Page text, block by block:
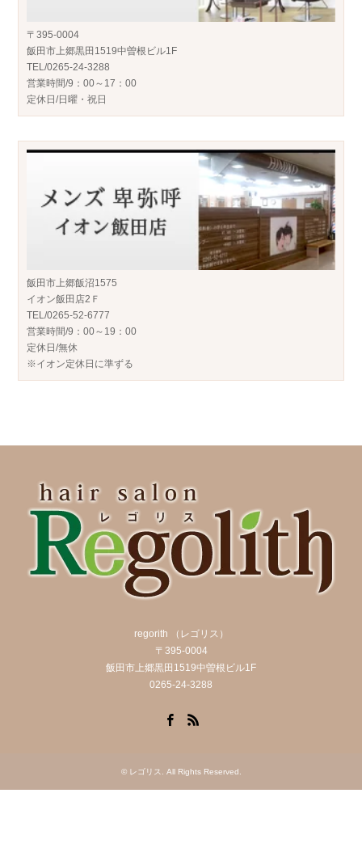
〒395-0004
飯田市上郷黒田1519中曽根ビル1F
TEL/0265-24-3288
営業時間/9：00～17：00
定休日/日曜・祝日
飯田市上郷飯沼1575
イオン飯田店2Ｆ
TEL/0265-52-6777
営業時間/9：00～19：00
定休日/無休
※イオン定休日に準ずる
regorith （レゴリス）
〒395-0004
飯田市上郷黒田1519中曽根ビル1F
0265-24-3288
© レゴリス . All Rights Reserved.